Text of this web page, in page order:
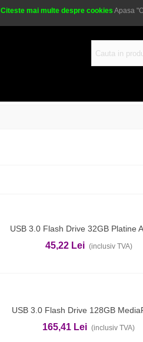
Adauga In Cos
USB 3.0 Flash Drive 32GB Platine
45,22 Lei (inclusiv TVA)
Adauga In Cos
USB 3.0 Flash Drive 128GB
165,41 Lei (inclusiv TVA)
Citeste mai multe despre cookies Apasa